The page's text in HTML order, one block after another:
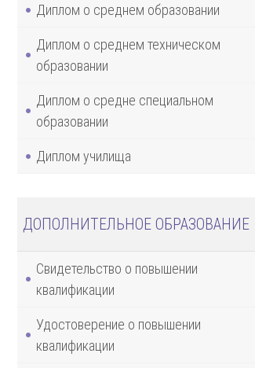
Диплом о среднем образовании
Диплом о среднем техническом
образовании
Диплом о средне специальном
образовании
Диплом училища
ДОПОЛНИТЕЛЬНОЕ ОБРАЗОВАНИЕ
Свидетельство о повышении
квалификации
Удостоверение о повышении
квалификации